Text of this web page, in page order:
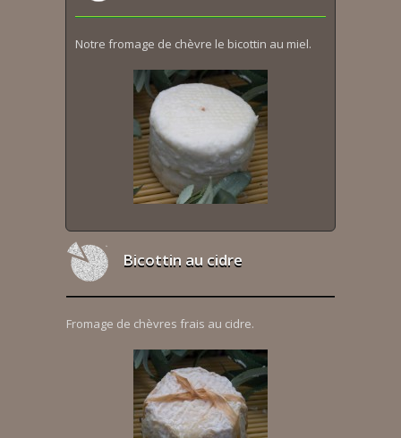
Notre fromage de chèvre le bicottin au miel.
Bicottin au cidre
Fromage de chèvres frais au cidre.